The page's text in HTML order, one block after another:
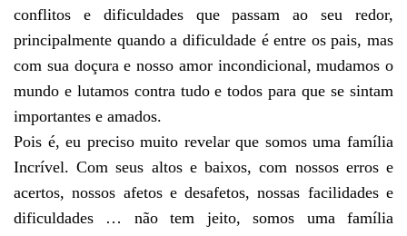
conflitos e dificuldades que passam ao seu redor,
principalmente quando a dificuldade é entre os pais, mas
com sua doçura e nosso amor incondicional, mudamos o
mundo e lutamos contra tudo e todos para que se sintam
importantes e amados.
Pois é, eu preciso muito revelar que somos uma família
Incrível. Com seus altos e baixos, com nossos erros e
acertos, nossos afetos e desafetos, nossas facilidades e
dificuldades … não tem jeito, somos uma família